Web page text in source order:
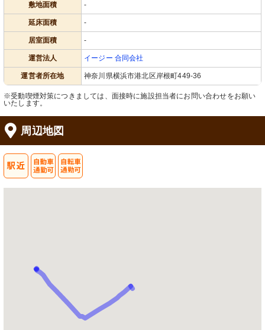
敷地面積 -
延床面積 -
居室面積 -
運営法人 イージー 合同会社
運営者所在地 神奈川県横浜市港北区岸根町449-36
※受動喫煙対策につきましては、面接時に施設担当者にお問い合わせをお願い
いたします。
周辺地図